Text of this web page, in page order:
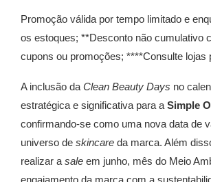
Promoção válida por tempo limitado e
os estoques; **Desconto não cumulativo
cupons ou promoções; ****Consulte lojas
A inclusão da Clean Beauty Days no
estratégica e significativa para a Simple
confirmando-se como uma nova data de
universo de skincare da marca. Além
realizar a sale em junho, mês do Meio